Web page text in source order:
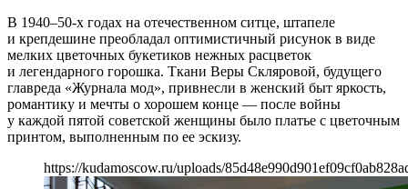
В 1940–50-х годах на отечественном ситце, штапеле
и крепдешине преобладал оптимистичный рисунок в виде
мелких цветочных букетиков нежных расцветок
и легендарного горошка. Ткани Веры Скляровой, будущего
главреда «Журнала мод», привнесли в женский быт яркость,
романтику и мечты о хорошем конце — после войны
у каждой пятой советской женщины было платье с цветочным
принтом, выполненным по ее эскизу.
https://kudamoscow.ru/uploads/